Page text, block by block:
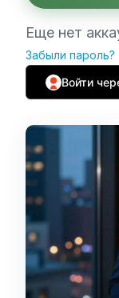
Еще нет
Забыли пароль?
Войти